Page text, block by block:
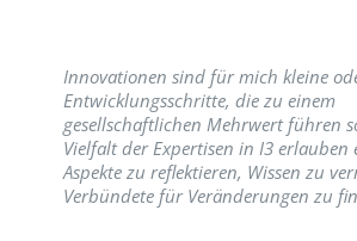
Innovationen sind für mich kleine
Entwicklungsschritte, die zu einem
gesellschaftlichen Mehrwert führen
Vielfalt der Expertisen in I3 erlauben
Aspekte zu reflektieren, Wissen zu
Verbündete für Veränderungen zu